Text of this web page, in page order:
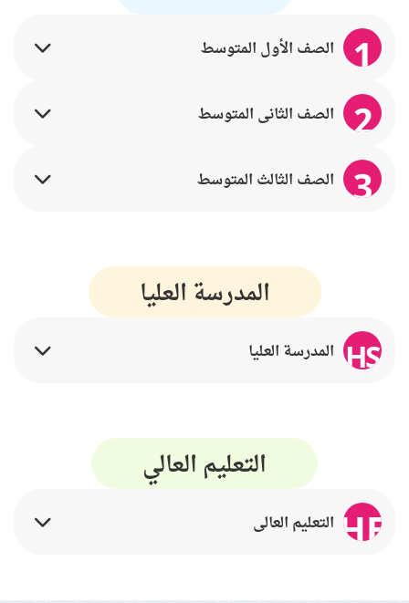
1 الصف الأول المتوسط
2 الصف الثاني المتوسط
3 الصف الثالث المتوسط
المدرسة العليا
HS المدرسة العليا
التعليم العالي
HE التعليم العالي